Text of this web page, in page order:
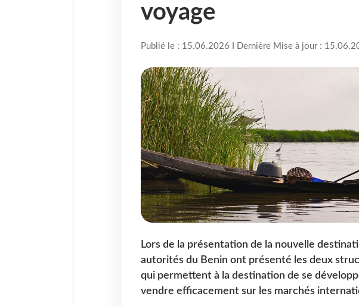
voyage
Publié le : 15.06.2026 I Dernière Mise à jour :
Lors de la présentation de la nouvelle
autorités du Benin ont présenté les deux
qui permettent à la destination de se
vendre efficacement sur les marchés